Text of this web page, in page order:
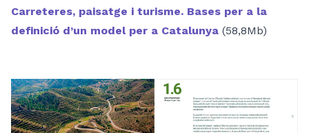
Carreteres, paisatge i turisme. Bases per a la
definició d’un model per a Catalunya (58,8Mb)